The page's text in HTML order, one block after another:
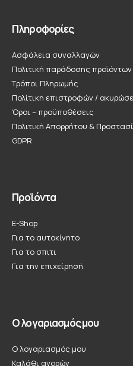
Πληροφορίες
Ασφάλεια συναλλαγών
Πολιτική παράδοσης προϊόντων
Τρόποι Πληρωμής
Πολίτικη επιστροφών /
Όροι – προϋποθέσεις
Πολιτική Απορρήτου &
GDPR
Προϊόντα
E-Shop
Για το αυτοκίνητο
Για το σπιτι
Για την επιχείρησή
Ο λογαριασμός μου
Ο λογαριασμός μου
Καλάθι αγορών